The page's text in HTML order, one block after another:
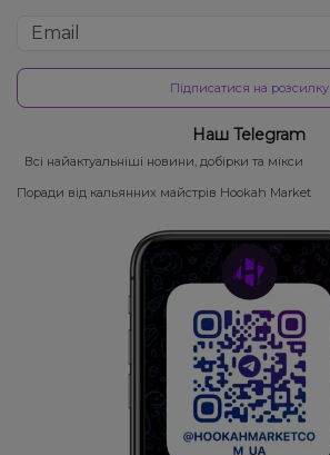
Підписатися на розсилку
Наш Telegram
Всі найактуальніші новини, добірки та мікси
Поради від кальянних майстрів Hookah Market